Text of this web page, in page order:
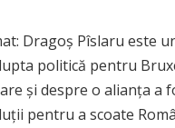
Dragoș Pîslaru este
politică pentru
și despre o alianța a
pentru a scoate